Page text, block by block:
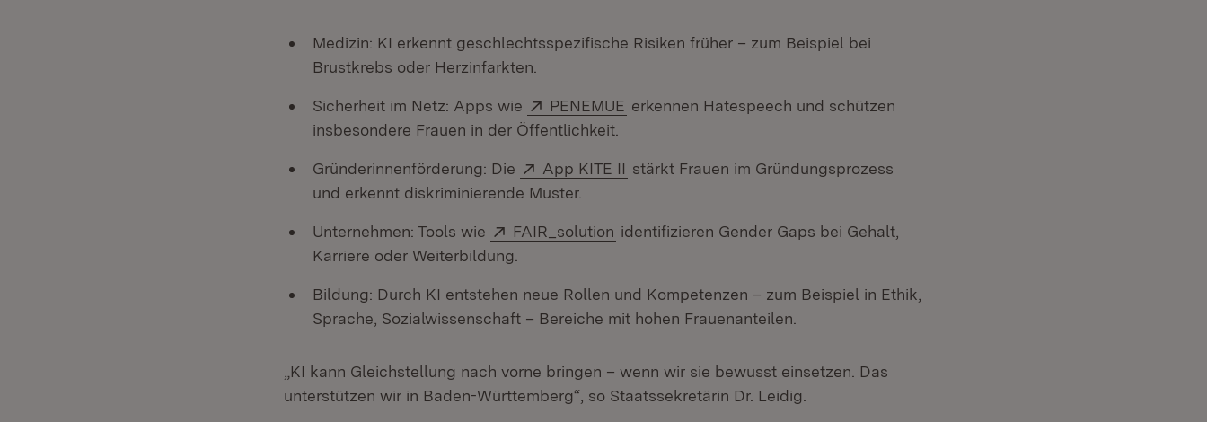
Medizin: KI erkennt geschlechtsspezifische Risiken früher – zum Beispiel bei
Brustkrebs oder Herzinfarkten.
Sicherheit im Netz: Apps wie Extern:
PENEMUE (Öffnet in neuem Fenster)
erkennen Hatespeech und schützen
insbesondere Frauen in der Öffentlichkeit.
Gründerinnenförderung: Die Extern:
App KITE II (Öffnet in neuem Fenster)
stärkt Frauen im Gründungsprozess
und erkennt diskriminierende Muster.
Unternehmen: Tools wie Extern:
FAIR_solution (Öffnet in neuem Fenster)
identifizieren Gender Gaps bei Gehalt,
Karriere oder Weiterbildung.
Bildung: Durch KI entstehen neue Rollen und Kompetenzen – zum Beispiel in Ethik,
Sprache, Sozialwissenschaft – Bereiche mit hohen Frauenanteilen.
„KI kann Gleichstellung nach vorne bringen – wenn wir sie bewusst einsetzen. Das
unterstützen wir in Baden-Württemberg“, so Staatssekretärin Dr. Leidig.